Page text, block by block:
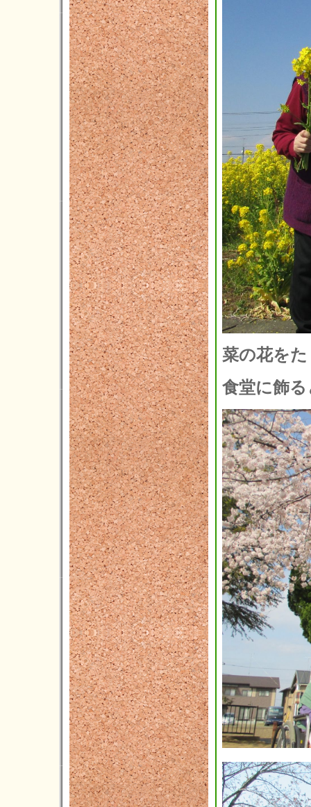
2016年04月(3)
2016年03月(2)
2016年02月(7)
2016年01月(5)
2015年12月(3)
2015年11月(2)
2015年10月(4)
2015年09月(8)
2015年08月(5)
2015年07月(8)
2015年06月(4)
2015年05月(5)
2015年04月(3)
2015年03月(3)
2015年02月(4)
2015年01月(4)
2014年12月(5)
2014年11月(1)
2014年10月(3)
2014年09月(3)
2014年08月(7)
2014年07月(5)
2014年06月(5)
2014年05月(3)
2014年04月(2)
2014年03月(1)
2014年02月(1)
2014年01月(1)
2013年12月(3)
2013年11月(4)
2013年10月(5)
2013年09月(3)
2013年08月(4)
2013年07月(4)
菜の花を
食堂に飾